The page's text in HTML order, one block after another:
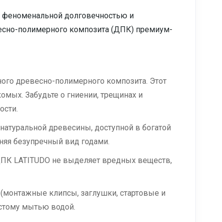
долговечностью и
полимерного композита (ДПК) премиум-
древесно-полимерного композита. Этот
Забудьте о гниении, трещинах и
древесины, доступной в богатой
безупречный вид годами.
LATITUDO не выделяет вредных веществ,
клипсы, заглушки, стартовые и
мытью водой.